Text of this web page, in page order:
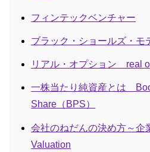
フィンテックベンチャー
ブラック・ショールズ・
リアル・オプション real
一株当たり純資産とは
Share（BPS）
会社のねだんの決め方～
Valuation